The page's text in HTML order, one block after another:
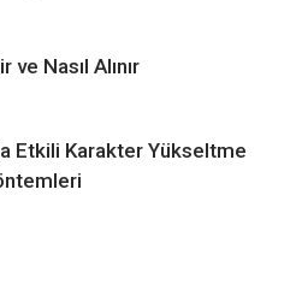
Nasıl Alınır
Etkili Karakter Yükseltme